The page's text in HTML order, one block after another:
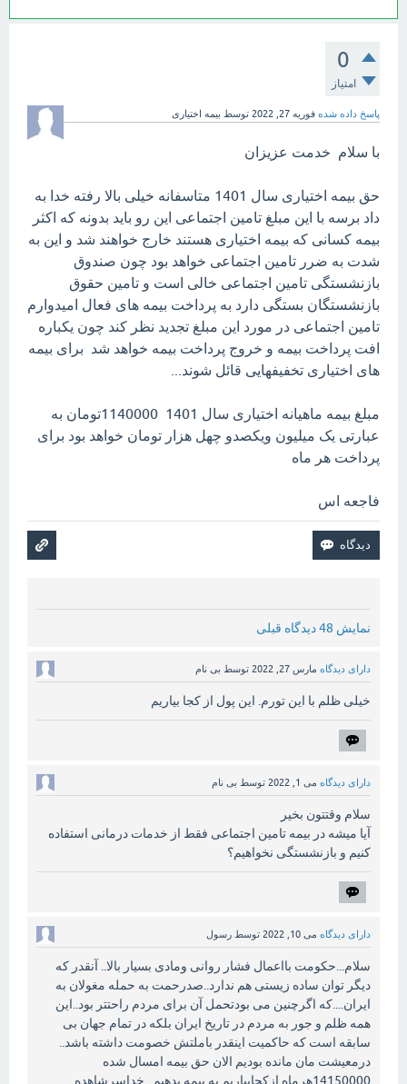
0
امتیاز
پاسخ داده شده فوریه 27, 2022 توسط بیمه اختیاری
با سلام خدمت عزیزان
حق بیمه اختیاری سال 1401 متاسفانه خیلی بالا رفته خدا به
داد برسه با این مبلغ تامین اجتماعی این رو باید بدونه که اکثر
بیمه کسانی که بیمه اختیاری هستند خارج خواهند شد و این به
شدت به ضرر تامین اجتماعی خواهد بود چون صندوق
بازنشستگی تامین اجتماعی خالی است و تامین حقوق
بازنشستگان بستگی دارد به پرداخت بیمه های فعال امیدوارم
تامین اجتماعی در مورد این مبلغ تجدید نظر کند چون یکباره
افت پرداخت بیمه و خروج پرداخت بیمه خواهد شد برای بیمه
های اختیاری تخفیفهایی قائل شوند...
مبلغ بیمه ماهیانه اختیاری سال 1401 1140000تومان به
عبارتی یک میلیون ویکصدو چهل هزار تومان خواهد بود برای
پرداخت هر ماه
فاجعه اس
نمایش 48 دیدگاه قبلی
دارای دیدگاه مارس 27, 2022 توسط بی نام
خیلی ظلم با این تورم. این پول از کجا بیاریم
دارای دیدگاه می 1, 2022 توسط بی نام
سلام وقتتون بخیر
آیا میشه در بیمه تامین اجتماعی فقط از خدمات درمانی استفاده
کنیم و بازنشستگی نخواهیم؟
دارای دیدگاه می 10, 2022 توسط رسول
سلام...حکومت بااعمال فشار روانی ومادی بسیار بالا.. آنقدر که
دیگر توان ساده زیستی هم ندارد..صدرحمت به حمله مغولان به
ایران....که اگرچنین می بودتحمل آن برای مردم راحتتر بود..این
همه ظلم و جور به مردم در تاریخ ایران بلکه در تمام جهان بی
سابقه است که حاکمیت اینقدر باملتش خصومت داشته باشد..
درمعیشت مان مانده بودیم الان حق بیمه امسال شده
14150000هرماه ازکجابیاریم به بیمه بدهیم...خداسرشاهده